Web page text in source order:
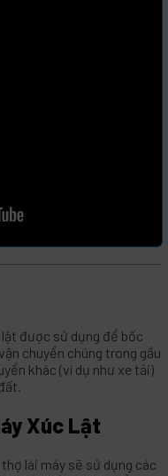
được sử dụng để bốc
chuyển chúng trong gầu
khác (ví dụ như xe tải)
Xúc Lật
lái máy sẽ sử dụng các